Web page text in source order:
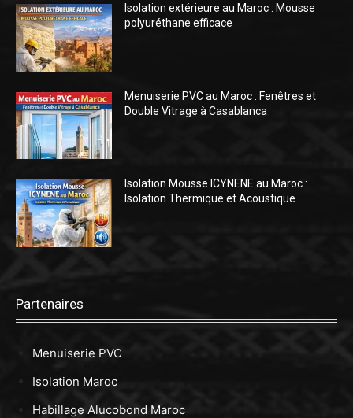
Isolation extérieure au Maroc : Mousse
polyuréthane efficace
Menuiserie PVC au Maroc : Fenêtres et
Double Vitrage à Casablanca
Isolation Mousse ICYNENE au Maroc :
Isolation Thermique et Acoustique
Partenaires
Menuiserie PVC
Isolation Maroc
Habillage Alucobond Maroc